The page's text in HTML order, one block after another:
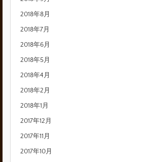
2018年8月
2018年7月
2018年6月
2018年5月
2018年4月
2018年2月
2018年1月
2017年12月
2017年11月
2017年10月